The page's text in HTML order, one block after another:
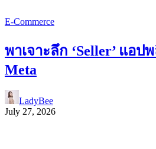
E-Commerce
พาเจาะลึก ‘Seller’ แอ
Meta
LadyBee
July 27, 2026